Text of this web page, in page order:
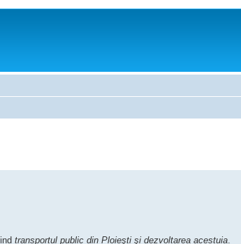
transportul public din Ploieşti şi dezvoltarea acestuia.